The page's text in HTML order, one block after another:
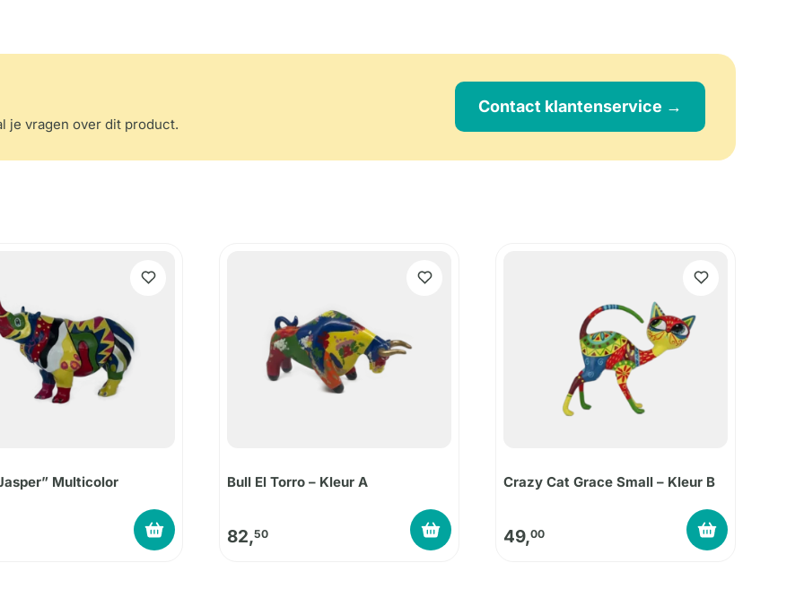
je vragen over dit product.
Contact klantenservice →
Multicolor Bull El Torro – Kleur A
82,50
Crazy Cat Grace Small – Kleur B
49,00